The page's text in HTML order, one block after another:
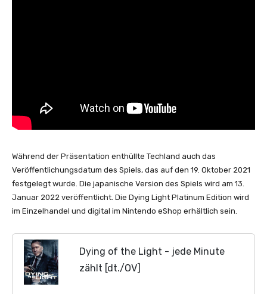
Während der Präsentation enthüllte Techland auch das
Veröffentlichungsdatum des Spiels, das auf den 19. Oktober 2021
festgelegt wurde. Die japanische Version des Spiels wird am 13.
Januar 2022 veröffentlicht. Die Dying Light Platinum Edition wird
im Einzelhandel und digital im Nintendo eShop erhältlich sein.
Dying of the Light - jede Minute
zählt [dt./OV]